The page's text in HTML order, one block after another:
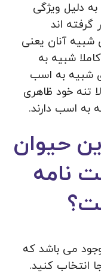
دلیل ویژگی
اند
شبیه آنان یعنی
شبیه به
شبیه به اسب
تنه خود ظاهری
به اسب دارند.
حیوان
نامه
می باشد که
انتخاب کنید.